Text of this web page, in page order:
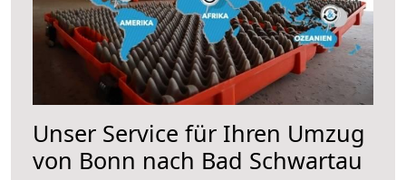
Unser Service für Ihren Umzug
von Bonn nach Bad Schwartau